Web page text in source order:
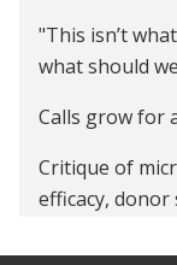
"This isn’t
what should
Calls grow for
Critique of
efficacy,
Does